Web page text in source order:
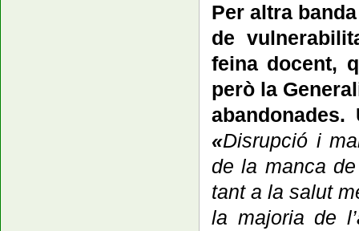
Per altra
de
feina docent,
però la
«Disrupció i
de la manca
tant a la salut
la majoria de